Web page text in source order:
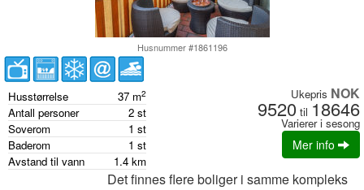
Husnummer #1861196
Husstørrelse 37 m2
Antall personer 2 st
Soverom
1 st
Baderom
1 st
Avstand til vann
1.4 km
Ukepris NOK
9520 til 18646
Varierer i sesong
Mer info
Det finnes flere boliger i samme kompleks